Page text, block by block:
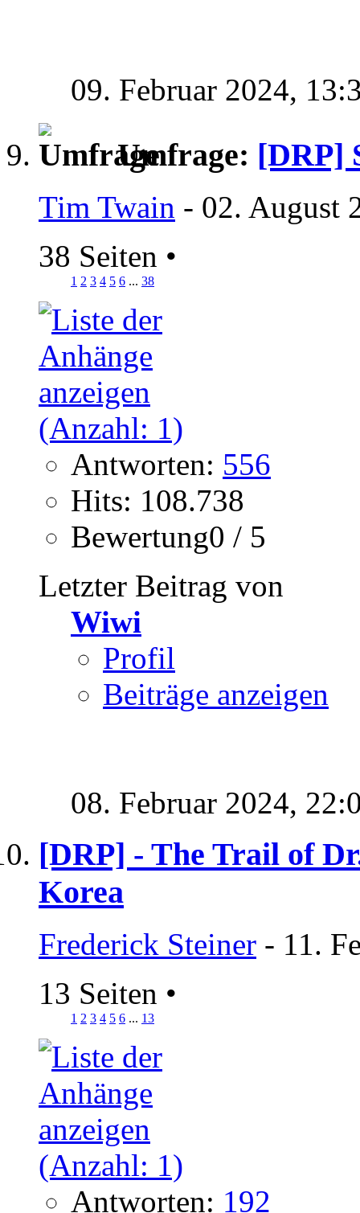
09. Februar 2024,
Umfrage: [DRP]
Tim Twain - 02. August
38 Seiten •
1 2 3 4 5 6 ... 38
Antworten: 556
Hits: 108.738
Bewertung0 / 5
Letzter Beitrag von
Wiwi
Profil
Beiträge anzeigen
08. Februar 2024,
[DRP] - The Trail of
Korea
Frederick Steiner - 11.
13 Seiten •
1 2 3 4 5 6 ... 13
Antworten: 192